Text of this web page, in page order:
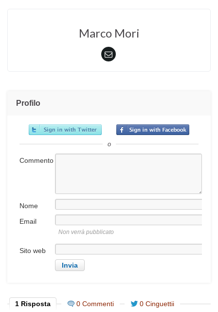
Marco Mori
Profilo
o
Commento
Nome
Email
Non verrà pubblicato
Sito web
1 Risposta 0 Commenti
0 Cinguettii